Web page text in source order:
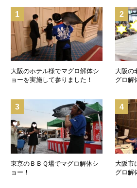
1
大阪のホテル様でマグロ解体シ
ョーを実施して参りました！
2
大阪の
グロ解
3
東京のＢＢＱ場でマグロ解体シ
ョー！
4
大阪市
グロ解